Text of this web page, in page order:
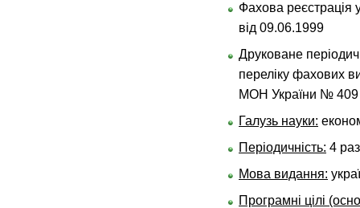
Фахова
від 09.06.1999
Друковане
переліку фахових
МОН України № 409
Галузь науки:
Періодичність: 4
Мова видання:
Програмні цілі